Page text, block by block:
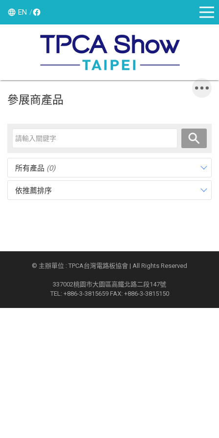
EN
參展商產品
所有產品 (0)
依推薦排序
© 主辦單位 : TPCA台灣電路板協會 | All Rights Reserved
337002桃園市大園區高鐵北路二段147號
TEL: +886-3-3815659 FAX: +886-3-3815150